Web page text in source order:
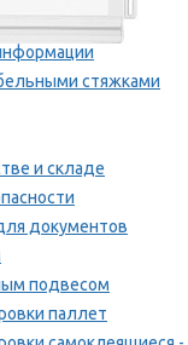
стяжками
и складе
документов
подвесом
паллет